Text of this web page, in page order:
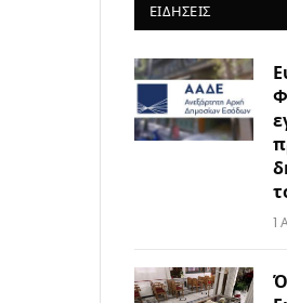
ΕΙΔΉΣΕΙΣ
1